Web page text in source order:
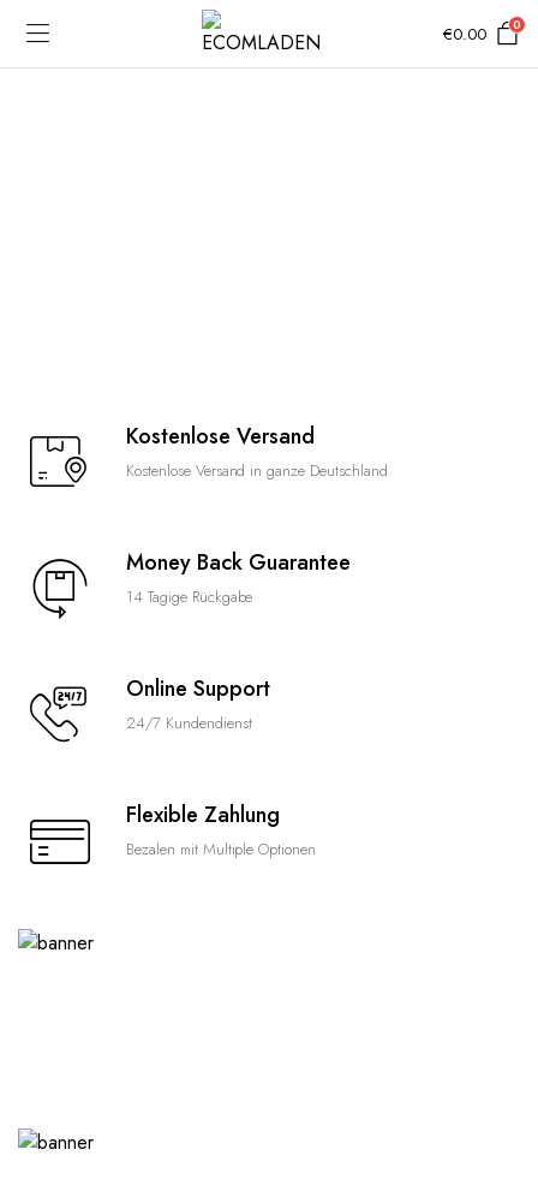
€0.00 0
Kostenlose Versand
Kostenlose Versand in ganze Deutschland.
Money Back Guarantee
14 Tagige Rückgabe
Online Support
24/7 Kundendienst
Flexible Zahlung
Bezalen mit Multiple Optionen